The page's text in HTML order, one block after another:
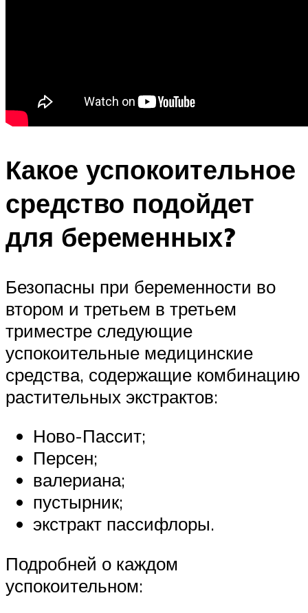
Какое успокоительное
средство подойдет
для беременных?
Безопасны при беременности во
втором и третьем в третьем
триместре следующие
успокоительные медицинские
средства, содержащие комбинацию
растительных экстрактов:
Ново-Пассит;
Персен;
валериана;
пустырник;
экстракт пассифлоры.
Подробней о каждом
успокоительном: